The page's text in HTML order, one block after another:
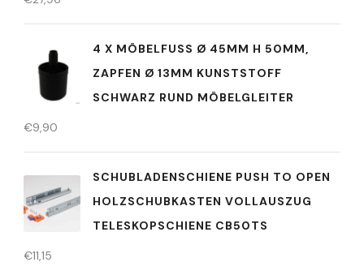
4 X MÖBELFUSS Ø 45MM H 50MM, Z
APFEN Ø 13MM KUNSTSTOFF S
CHWARZ RUND MÖBELGLEITER
€9,90
SCHUBLADENSCHIENE PUSH TO OPEN
HOLZSCHUBKASTEN VOLLAUSZUG
TELESKOPSCHIENE CB50TS
€11,15